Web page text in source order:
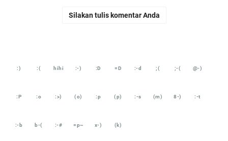
Silakan tulis komentar Anda
:) :( hihi :-) :D =D :-d ;( ;-( @-)
:P :o :>) (o) :p (p) :-s (m) 8-) :-t
:-b b-( :-# =p~ x-) (k)